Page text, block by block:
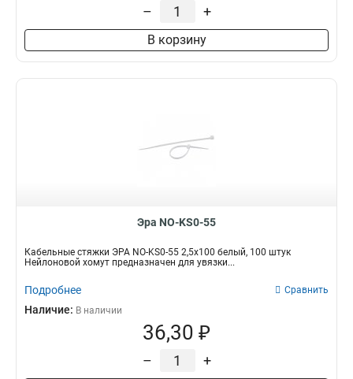
– +
В корзину
Эра NO-KS0-55
Кабельные стяжки ЭРА NO-KS0-55 2,5х100 белый, 100 штук
Нейлоновой хомут предназначен для увязки...
Подробнее Сравнить
Наличие: В наличии
36,30 ₽
– +